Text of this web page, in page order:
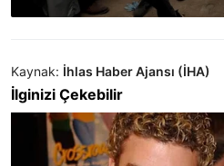
Kaynak: İhlas Haber Ajansı (İHA)